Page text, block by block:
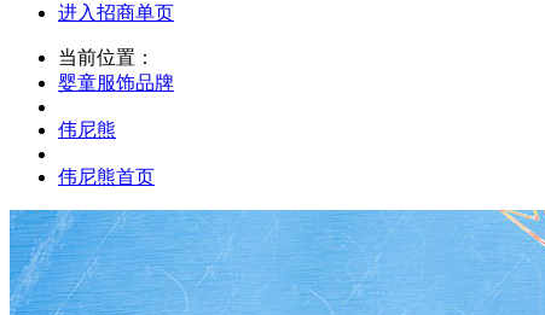
进入招商单页
当前位置：
婴童服饰品牌
伟尼熊
伟尼熊首页